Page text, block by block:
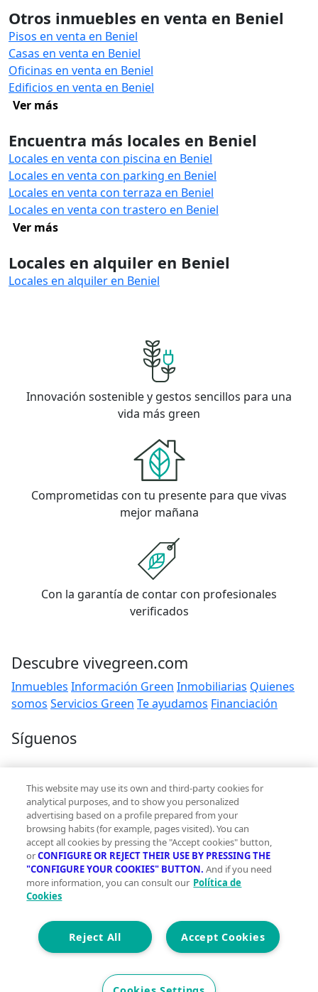
Otros inmuebles en venta en Beniel
Pisos en venta en Beniel
Casas en venta en Beniel
Oficinas en venta en Beniel
Edificios en venta en Beniel
Ver más
Encuentra más locales en Beniel
Locales en venta con piscina en Beniel
Locales en venta con parking en Beniel
Locales en venta con terraza en Beniel
Locales en venta con trastero en Beniel
Ver más
Locales en alquiler en Beniel
Locales en alquiler en Beniel
Innovación sostenible y gestos sencillos para una
vida más green
Comprometidas con tu presente para que vivas
mejor mañana
Con la garantía de contar con profesionales
verificados
Descubre vivegreen.com
Inmuebles Información Green Inmobiliarias Quienes
somos Servicios Green Te ayudamos Financiación
Síguenos
Contacto
hola@vivegreen.com
Aviso Legal
Condiciones de uso
Politica de privacidad
Política de cookies
Accesibilidad
© 2026 Vivegreen - Todos los derechos reservados - UCI
This website may use its own and third-party cookies for
analytical purposes, and to show you personalized
advertising based on a profile prepared from your
browsing habits (for example, pages visited). You can
accept all cookies by pressing the "Accept cookies" button,
orCONFIGURE OR REJECT THEIR USE BY PRESSING THE
"CONFIGURE YOUR COOKIES" BUTTON. And if you need
more information, you can consult our Política de
Cookies
Accept Cookies
Reject All